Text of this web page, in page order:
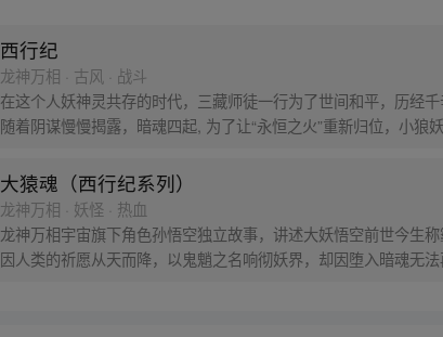
西行纪
龙神万相 · 古风 · 战斗
在这个人妖神灵共存的时代，三藏师徒一行为了世间和平，历经
随着阴谋慢慢揭露，暗魂四起, 为了让“永恒之火”重新归位，小
大猿魂（西行纪系列）
龙神万相 · 妖怪 · 热血
龙神万相宇宙旗下角色孙悟空独立故事，讲述大妖悟空前世今生
因人类的祈愿从天而降，以鬼魈之名响彻妖界，却因堕入暗魂无